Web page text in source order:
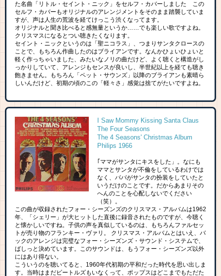
た名曲「リトル・セイント・ニック」をセルフ・カバーしました この
セルフ・カバーもオリジナルのアレンジメントをそのまま踏襲していま
すが、声は人生の荒波を経てけっこう渋くなってます。
オリジナルと聞き比べると感無量というか……でも楽しい歌ですよね。
クリスマスになるとつい聴きたくなります。
セイント・ニックというのは「聖ニコラス」、つまりサンタクロースの
ことで、もちろん作曲したのはブライアンです。なんかひょいひょいと
軽く作っちゃいました、みたいなノリの曲だけど、よく聴くと構造がし
っかりしていて、アレンジもセンスが良いし、半世紀以上を経ても聴き
飽きません。もちろん「ペット・サウンズ」以降のブライアンも素晴ら
しいんだけど、初期の頃のこの「軽々さ」感覚は捨てがたいですよね。
I Saw Mommy Kissing Santa Claus
The Four Seasons
The 4 Seasons' Christmas Album
Philips 1966
｢ママがサンタにキスをした」。なにも
ママとサンタが不倫をしているわけでは
なく、パパがサンタの扮装をしていたと
いうだけのことです。だからあまりその
へんのことを心配しないでください
（笑）。
この曲が収録されたフォー・シーズンズのクリスマス・アルバムは1962
年、「シェリー」が大ヒットした直後に録音されたものですが、今聴く
と懐かしいですね。子供の声を真似しているのは、もちろんファルセッ
トが売り物のフランキー・ヴァリ。 クリスマス・アルバムとはいえ、バ
ックのアレンジは完璧なフォー・シーズンズ・サウンド・システムで、
ばしっと決めています。このサウンドは、もうフォー・シーズンズ以外
にはあり得ない。
こういうのを聴いてると、1960年代初期の平和だった時代を思い出しま
す。当時はまだビートルズもいなくって、ポップスはどこまでもただた